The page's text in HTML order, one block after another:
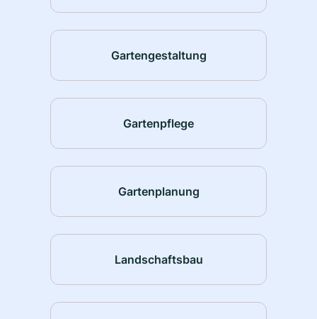
Gartengestaltung
Gartenpflege
Gartenplanung
Landschaftsbau